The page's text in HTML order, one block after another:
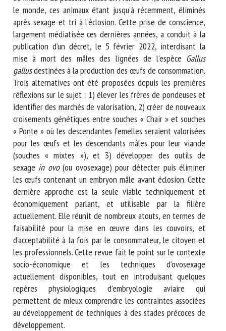
le monde, ces animaux étant jusqu’à récemment, éliminés
après sexage et tri à l’éclosion. Cette prise de conscience,
largement médiatisée ces dernières années, a conduit à la
publication d’un décret, le 5 février 2022, interdisant la
mise à mort des mâles des lignées de l’espèce Gallus
gallusdestinées à la production des œufs de consommation.
Trois alternatives ont été proposées depuis les premières
réflexions sur le sujet : 1) élever les frères de pondeuses et
identifier des marchés de valorisation, 2) créer de nouveaux
croisements génétiques entre souches « Chair » et souches
« Ponte » où les descendantes femelles seraient valorisées
pour les œufs et les descendants mâles pour leur viande
(souches « mixtes »), et 3) développer des outils de
sexage in ovo(ou ovosexage) pour détecter puis éliminer
les œufs contenant un embryon mâle avant éclosion. Cette
dernière approche est la seule viable techniquement et
économiquement parlant, et utilisable par la filière
actuellement. Elle réunit de nombreux atouts, en termes de
faisabilité pour la mise en œuvre dans les couvoirs, et
d’acceptabilité à la fois par le consommateur, le citoyen et
les professionnels. Cette revue fait le point sur le contexte
socio-économique et les techniques d’ovosexage
actuellement disponibles, tout en introduisant quelques
repères physiologiques d’embryologie aviaire qui
permettent de mieux comprendre les contraintes associées
au développement de techniques à des stades précoces de
développement.
E-mail *
En soumettant ce formulaire, j'accepte que les
informations saisies soient utilisées dans le cadre de la
relation avec le CNR BEA. *
Les champs suivis de * sont obligatoires